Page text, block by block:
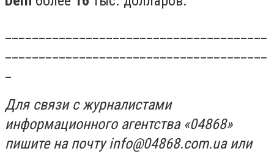
Для связи с журналистами
информационного агентства «04868»
пишите на почтуinfo@04868.com.uaили